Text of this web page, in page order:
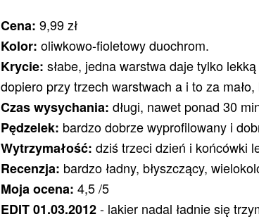
Cena: 9,99 zł
Kolor: oliwkowo-fioletowy duochrom.
Krycie: słabe, jedna warstwa daje tylko
dopiero przy trzech warstwach a i to za
Czas wysychania: długi, nawet ponad 30
Pędzelek: bardzo dobrze wyprofilowany i
Wytrzymałość: dziś trzeci dzień i końcówki
Recenzja: bardzo ładny, błyszczący,
Moja ocena: 4,5 /5
EDIT 01.03.2012- lakier nadal ładnie się